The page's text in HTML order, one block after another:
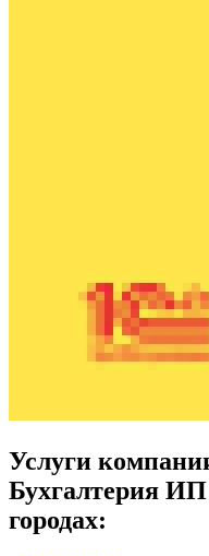
Услуги
Бухгалтерия
городах: